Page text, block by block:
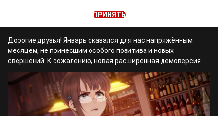
2 февраля 2018 • 1 мин. чтения
Дорогие друзья! Январь оказался для нас напряжённым
месяцем, не принесшим особого позитива и новых
свершений. К сожалению, новая расширенная демоверсия
ПРИНЯТЬ